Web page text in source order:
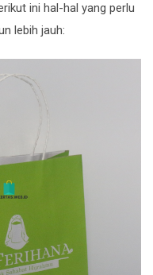
ini hal-hal yang perlu
lebih jauh: